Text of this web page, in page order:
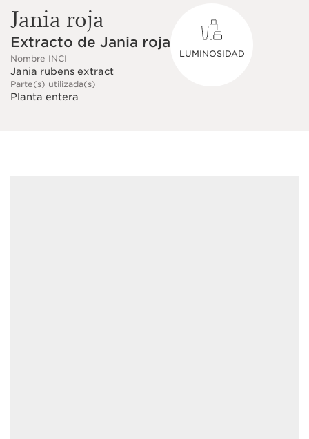
Jania roja
Extracto de Jania roja
Nombre INCI
Jania rubens extract
Parte(s) utilizada(s)
Planta entera
LUMINOSIDAD